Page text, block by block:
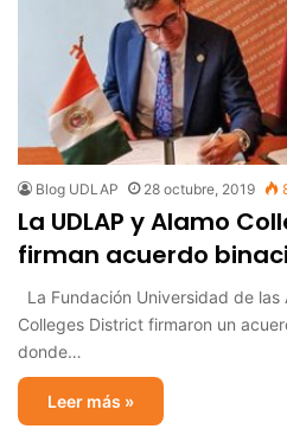
Blog UDLAP 28 octubre, 2019
La UDLAP y Alamo
firman acuerdo
La Fundación Universidad de las
Colleges District firmaron un
donde…
Leer más »